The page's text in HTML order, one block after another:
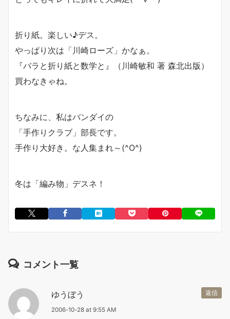
折り紙。楽しい♪デス。
やっぱり次は「川崎ローズ」かなぁ。
『バラと折り紙と数学と』（川崎敏和 著 森北出版）
買わなきゃね。
ちなみに、私はバンダイの
「手作りクラブ」部長です。
手作り大好き。な人集まれ～(^O^)
冬は「編み物」デスネ！
コメント一覧
返信
ゆうぼう
2006-10-28 at 9:55 AM